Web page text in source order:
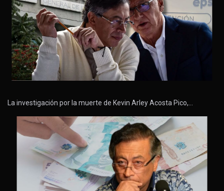
La investigación por la muerte de Kevin Arley Acosta Pico,…